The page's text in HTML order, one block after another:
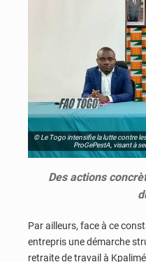
© Le Togo intensifie la lutte contre
ProGePestA, visant à
Des actions
Par ailleurs, face à ce
entrepris une démarche
retraite de travail à